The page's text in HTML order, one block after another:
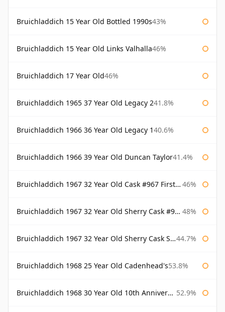
Bruichladdich 15 Year Old Bottled 1990s43%
Bruichladdich 15 Year Old Links Valhalla46%
Bruichladdich 17 Year Old46%
Bruichladdich 1965 37 Year Old Legacy 241.8%
Bruichladdich 1966 36 Year Old Legacy 140.6%
Bruichladdich 1966 39 Year Old Duncan Taylor41.4%
Bruichladdich 1967 32 Year Old Cask #967 First Cask 46%
Bruichladdich 1967 32 Year Old Sherry Cask #968 Signatory Wooden Box 48%
Bruichladdich 1967 32 Year Old Sherry Cask Signatory 44.7%
Bruichladdich 1968 25 Year Old Cadenhead's53.8%
Bruichladdich 1968 30 Year Old 10th Anniversary Signatory 52.9%